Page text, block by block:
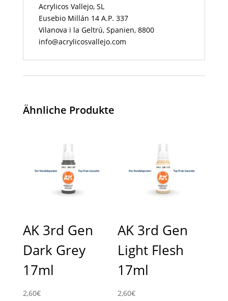
Acrylicos Vallejo, SL
Eusebio Millán 14 A.P. 337
Vilanova i la Geltrú, Spanien, 8800
info@acrylicosvallejo.com
Ähnliche Produkte
AK 3rd Gen
Dark Grey
17ml
2,60€
AK 3rd Gen
Light Flesh
17ml
2,60€